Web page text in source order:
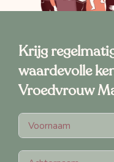
Krijg
waardevolle
Vroedvrouw